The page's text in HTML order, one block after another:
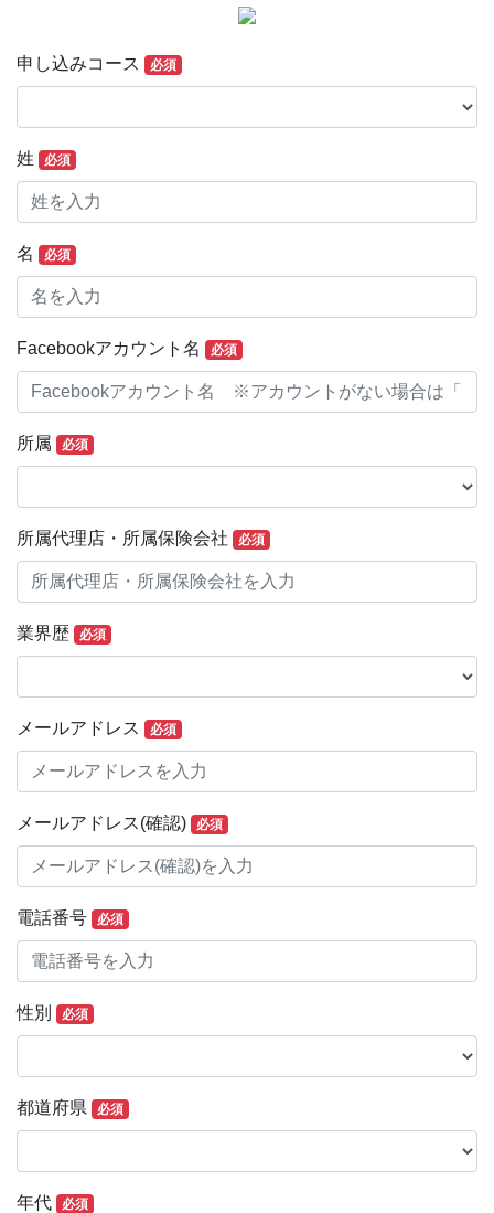
申し込みコース 必須
姓 必須
名 必須
Facebookアカウント名 必須
所属 必須
所属代理店・所属保険会社 必須
業界歴 必須
メールアドレス 必須
メールアドレス(確認) 必須
電話番号 必須
性別 必須
都道府県 必須
年代 必須